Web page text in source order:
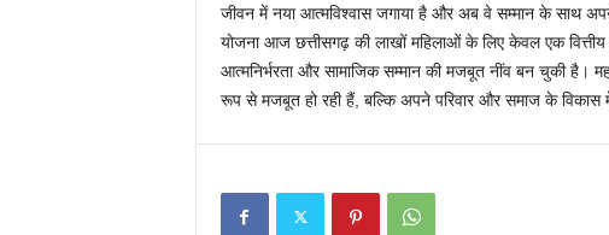
जीवन में नया आत्मविश्वास जगाया है और अब वे सम्मान के साथ
योजना आज छत्तीसगढ़ की लाखों महिलाओं के लिए केवल एक
आत्मनिर्भरता और सामाजिक सम्मान की मजबूत नींव बन चुकी है।
रूप से मजबूत हो रही हैं, बल्कि अपने परिवार और समाज के विकास में